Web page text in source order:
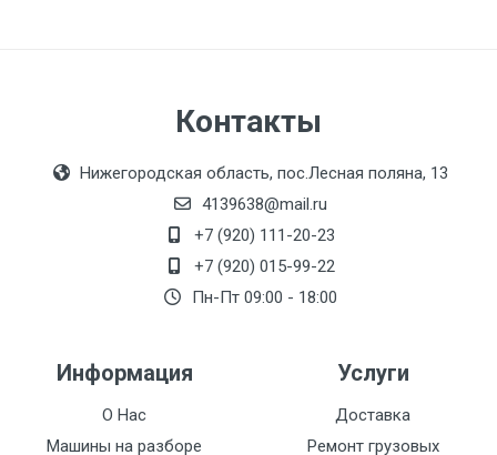
Контакты
Нижегородская область, пос.Лесная поляна, 13
4139638@mail.ru
+7 (920) 111-20-23
+7 (920) 015-99-22
Пн-Пт 09:00 - 18:00
Информация
О Нас
Машины на разборе
Услуги
Доставка
Ремонт грузовых